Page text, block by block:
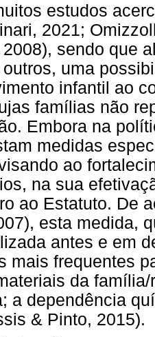
estudos
2021;
sendo que
uma
infantil ao
famílias não
Embora na
medidas
ao
na sua
ao Estatuto. De
esta medida,
antes e em
mais frequentes
da
a dependência
& Pinto, 2015).